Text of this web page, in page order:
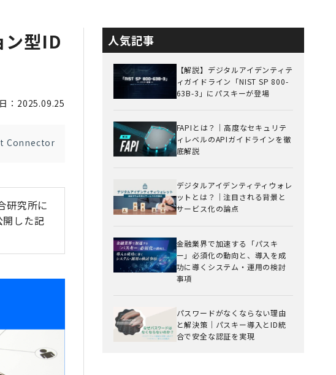
ン型ID
：2025.09.25
Connector
研究所に
した記
人気記事
【解説】デジタルアイデンティテ
ィガイドライン「NIST SP 800-
63B-3」にパスキーが登場
FAPIとは？｜高度なセキュリテ
ィレベルのAPIガイドラインを徹
底解説
デジタルアイデンティティウォレ
ットとは？｜注目される背景と
サービス化の論点
金融業界で加速する「パスキ
ー」必須化の動向と、導入を成
功に導くシステム・運用の検討
事項
パスワードがなくならない理由
と解決策｜パスキー導入とID統
合で安全な認証を実現